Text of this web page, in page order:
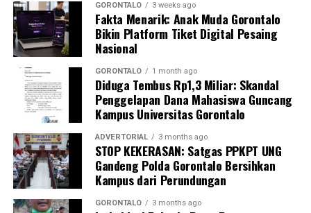
Kombes Pol. Maruly menegaskan, Polda Gorontalo tidak
akan berhenti pada tindakan penyegelan semata.
Pihaknya kini tengah melakukan penelusuran mendalam
terhadap pihak-pihak yang terafiliasi dengan aktivitas
tambang ilegal tersebut.
“Sebagai tindak lanjut, Ditreskrimsus Polda Gorontalo
akan menelusuri seluruh pihak yang terlibat, mulai dari
pemilik lubang tambang, para pekerja di lapangan,
hingga pengelola tempat rendaman material,” pungkas
Maruly.
GORONTALO 3 weeks ago
Fakta Menarik: Anak Muda Gorontalo
Bikin Platform Tiket Digital Pesaing
Nasional
GORONTALO 1 month ago
Diduga Tembus Rp1,3 Miliar: Skandal
Penggelapan Dana Mahasiswa Guncang
Kampus Universitas Gorontalo
ADVERTORIAL 3 months ago
STOP KEKERASAN: Satgas PPKPT UNG
Gandeng Polda Gorontalo Bersihkan
Kampus dari Perundungan
GORONTALO 3 months ago